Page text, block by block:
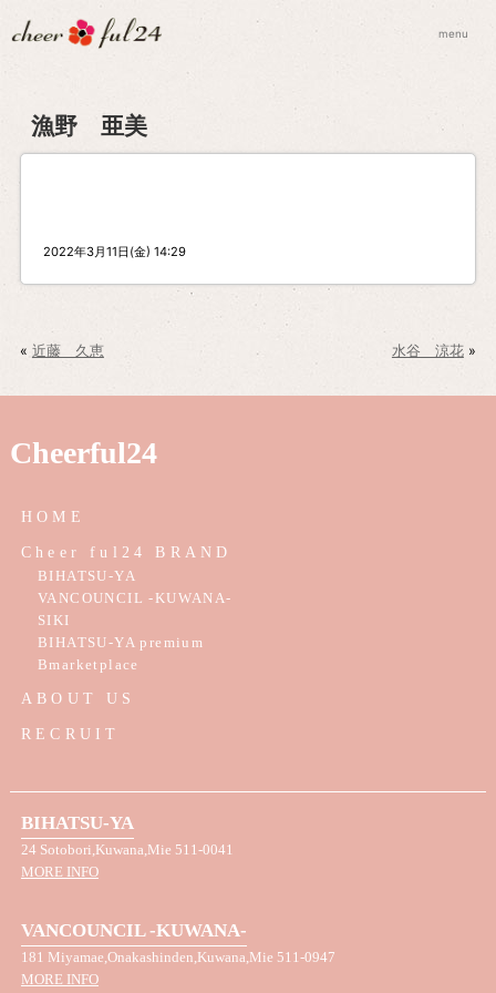
menu
漁野 亜美
2022年3月11日(金) 14:29
« 近藤 久恵 水谷 涼花»
Cheerful24
HOME
Cheer ful24 BRAND
BIHATSU-YA
VANCOUNCIL -KUWANA-
SIKI
BIHATSU-YA premium
Bmarketplace
ABOUT US
RECRUIT
BIHATSU-YA
24 Sotobori,Kuwana,Mie 511-0041
MORE INFO
VANCOUNCIL -KUWANA-
181 Miyamae,Onakashinden,Kuwana,Mie 511-0947
MORE INFO